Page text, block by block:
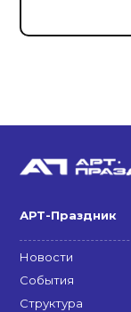
АРТ-Праздник
Новости
События
Структура